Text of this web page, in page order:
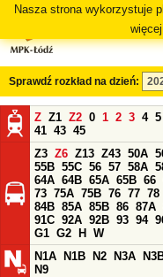
Nasza strona wykorzystuje
Sprawdź rozkład na dzień:
Z Z1 Z2 0 1 2 3 4 5
41 43 45
Z3 Z6 Z13 Z43 50A
55B 55C 56 57 58A
64A 64B 65A 65B 66
73 75A 75B 76 77 78
84B 85A 85B 86 87A
91C 92A 92B 93 94
G1 G2 H
W
N1A
N1B N2 N3A
N9